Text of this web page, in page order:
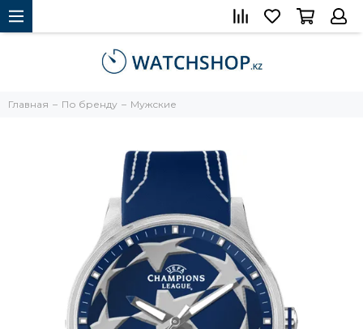
Главная По бренду Мужские